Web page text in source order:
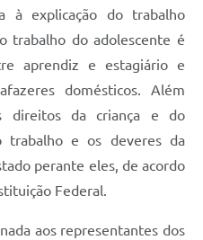
à explicação do trabalho
trabalho do adolescente é
aprendiz e estagiário e
domésticos. Além
direitos da criança e do
trabalho e os deveres da
perante eles, de acordo
Federal.
aos representantes dos